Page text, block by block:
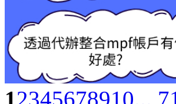
12345678910...